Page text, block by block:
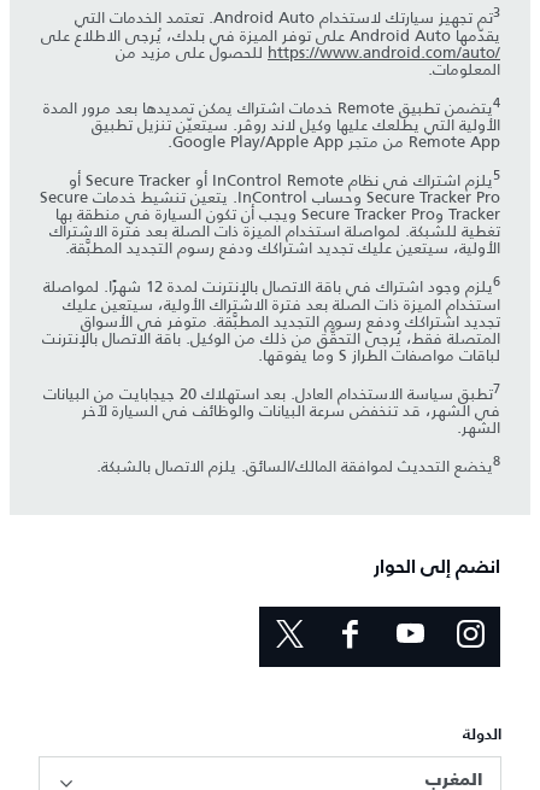
3 تم تجهيز سيارتك لاستخدام Android Auto. تعتمد الخدمات التي
يقدّمها Android Auto على توفر الميزة في بلدك، يُرجى الاطلاع على
https://www.android.com/auto/‎ للحصول على مزيد من
المعلومات.
4 يتضمن تطبيق Remote خدمات اشتراك يمكن تمديدها بعد مرور المدة
الأولية التي يطلعك عليها وكيل لاند روڤر. سيتعيّن تنزيل تطبيق
Remote App من متجر Apple App‏/Google Play.
5 يلزم اشتراك في نظام InControl Remote أو Secure Tracker أو
Secure Tracker Pro وحساب InControl. يتعين تنشيط خدمات Secure
Tracker وSecure Tracker Pro ويجب أن تكون السيارة في منطقة بها
تغطية للشبكة. لمواصلة استخدام الميزة ذات الصلة بعد فترة الاشتراك
الأولية، سيتعين عليك تجديد اشتراكك ودفع رسوم التجديد المطبَّقة.
6 يلزم وجود اشتراك في باقة الاتصال بالإنترنت لمدة 12 شهرًا. لمواصلة
استخدام الميزة ذات الصلة بعد فترة الاشتراك الأولية، سيتعين عليك
تجديد اشتراكك ودفع رسوم التجديد المطبَّقة. متوفر في الأسواق
المتصلة فقط، يُرجى التحقُّق من ذلك من الوكيل. باقة الاتصال بالإنترنت
لباقات مواصفات الطراز S وما يفوقها.
7 تطبق سياسة الاستخدام العادل. بعد استهلاك 20 جيجابايت من البيانات
في الشهر، قد تنخفض سرعة البيانات والوظائف في السيارة لآخر
الشهر.
8يخضع التحديث لموافقة المالك/السائق. يلزم الاتصال بالشبكة.
انضم إلى الحوار
الدولة
المغرب